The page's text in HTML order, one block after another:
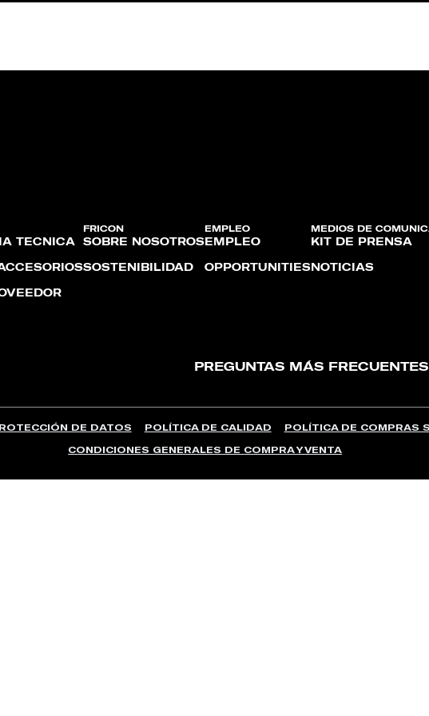
TÉCNICA
FRICON
SOBRE NOSOTROS
SOSTENIBILIDAD
EMPLEO
EMPLEO
OPPORTUNITIES
MEDIOS DE
KIT DE PRENSA
NOTICIAS
PREGUNTAS MÁS FRECUENTES
DE DATOS POLÍTICA DE CALIDAD POLÍTICA DE COMPRAS
CONDICIONES GENERALES DE COMPRA Y VENTA